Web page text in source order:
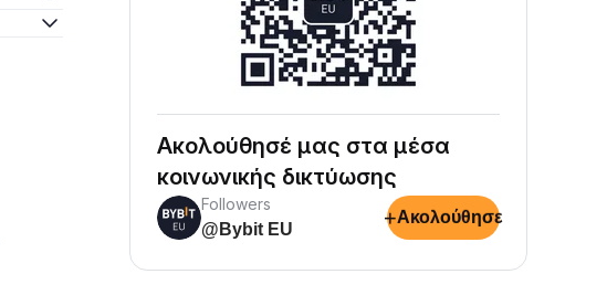
Ακολούθησέ μας στα μέσα
κοινωνικής δικτύωσης
Followers
@Bybit EU
+Ακολούθησε